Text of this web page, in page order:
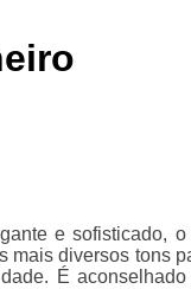
e sofisticado,
mais diversos tons
É aconselhado